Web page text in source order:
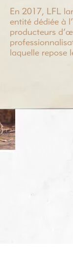
En 2017, LFL
entité dédiée à
producteurs
laquelle repose